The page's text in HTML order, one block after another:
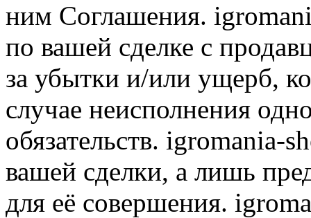
ним Соглашения.
по вашей сделке с
за убытки и/или ущерб,
случае неисполнения
обязательств. igromania-
вашей сделки, а лишь
для её совершения.